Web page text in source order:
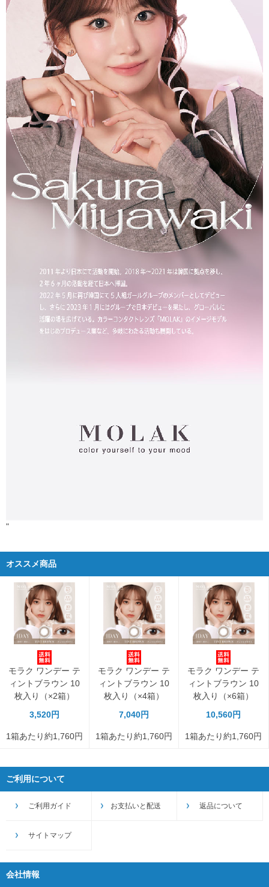
"
オススメ商品
モラク ワンデー テ
ィントブラウン 10
枚入り（×2箱）
3,520円
1箱あたり約1,760円
モラク ワンデー テ
ィントブラウン 10
枚入り（×4箱）
7,040円
1箱あたり約1,760円
モラク ワンデー テ
ィントブラウン 10
枚入り（×6箱）
10,560円
1箱あたり約1,760円
ご利用について
ご利用ガイド お支払いと配送 返品について
サイトマップ
会社情報